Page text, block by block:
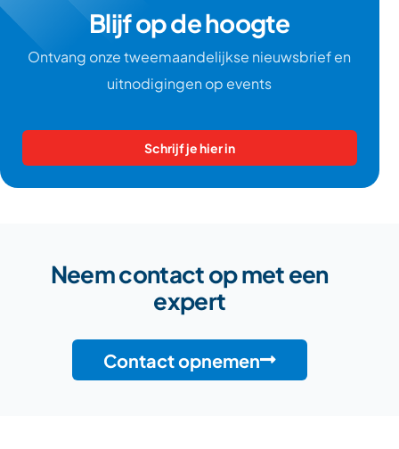
Blijf op de hoogte
Ontvang onze tweemaandelijkse nieuwsbrief en
uitnodigingen op events
Schrijf je hier in
Neem contact op met een
expert
Contact opnemen